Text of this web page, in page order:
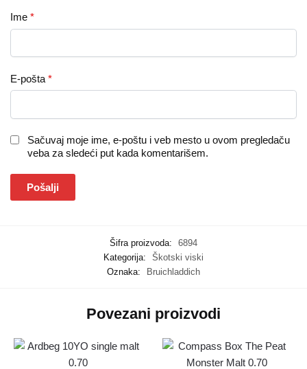
Ime *
E-pošta *
Sačuvaj moje ime, e-poštu i veb mesto u ovom pregledaču
veba za sledeći put kada komentarišem.
Šifra proizvoda:
6894
Kategorija:
Škotski viski
Oznaka:
Bruichladdich
Povezani proizvodi